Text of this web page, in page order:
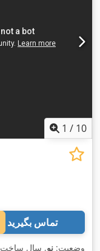
1 / 10
تماس بگیرید
وضعیت: نو, سال